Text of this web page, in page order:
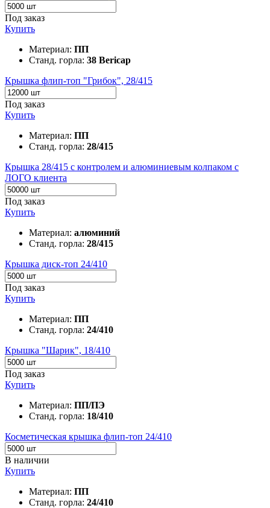
Под заказ
Купить
Материал: ПП
Станд. горла: 38 Bericap
Крышка флип-топ "Грибок", 28/415
Под заказ
Купить
Материал: ПП
Станд. горла: 28/415
Крышка 28/415 с контролем и алюминиевым колпаком с
ЛОГО клиента
Под заказ
Купить
Материал: алюминий
Станд. горла: 28/415
Крышка диск-топ 24/410
Под заказ
Купить
Материал: ПП
Станд. горла: 24/410
Крышка "Шарик", 18/410
Под заказ
Купить
Материал: ПП/ПЭ
Станд. горла: 18/410
Косметическая крышка флип-топ 24/410
В наличии
Купить
Материал: ПП
Станд. горла: 24/410